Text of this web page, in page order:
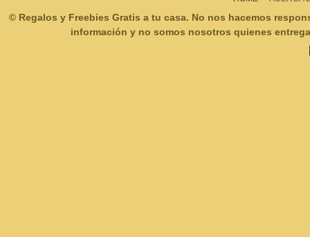
© Regalos y Freebies Gratis a tu casa. No nos hacemos
información y no somos nosotros quienes